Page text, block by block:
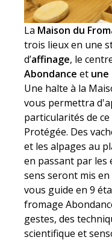
La Maison du
trois lieux en une
d’affinage, le
Abondance et
Une halte à la
vous permettra
particularités de
Protégée. Des
et les alpages au
en passant par les
sens seront mis
vous guide en 9
fromage
gestes, des
scientifique et